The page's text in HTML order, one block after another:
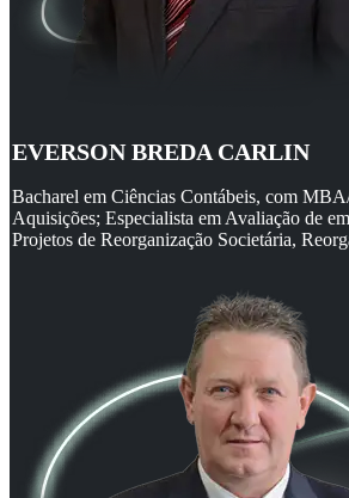
EVERSON BREDA CARLIN
Bacharel em Ciências Contábeis, com
Aquisições; Especialista em Avaliação de
Projetos de Reorganização Societária,